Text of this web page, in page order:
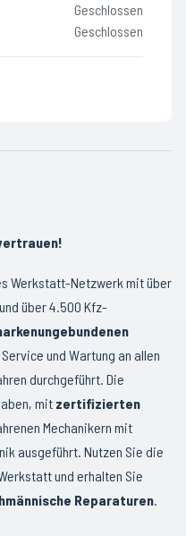
Geschlossen
Geschlossen
Werkstatt-Netzwerk mit über
über 4.500 Kfz-
und Wartung an allen
durchgeführt. Die
mit zertifizierten
Mechanikern mit
ausgeführt. Nutzen Sie die
und erhalten Sie
Reparaturen.